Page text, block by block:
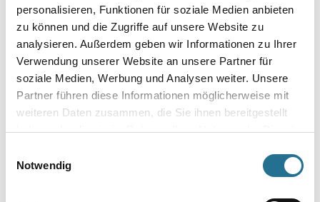
personalisieren, Funktionen für soziale Medien anbieten
zu können und die Zugriffe auf unsere Website zu
analysieren. Außerdem geben wir Informationen zu Ihrer
Verwendung unserer Website an unsere Partner für
soziale Medien, Werbung und Analysen weiter. Unsere
Partner führen diese Informationen möglicherweise mit
weiteren Daten zusammen, die Sie ihnen bereitgestellt
haben oder die sie im Rahmen Ihrer Nutzung der Dienste
Notwendig
Gebinde
Umrechnungsfaktoren